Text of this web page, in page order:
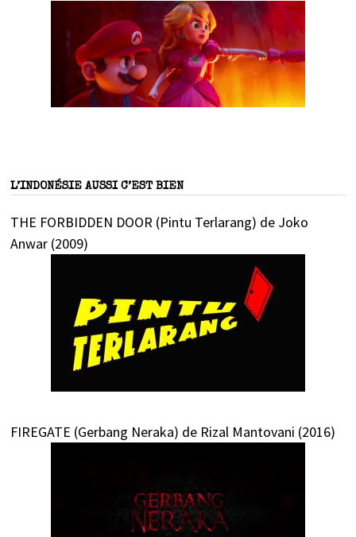
L’INDONÉSIE AUSSI C’EST BIEN
THE FORBIDDEN DOOR (Pintu Terlarang) de Joko
Anwar (2009)
FIREGATE (Gerbang Neraka) de Rizal Mantovani (2016)